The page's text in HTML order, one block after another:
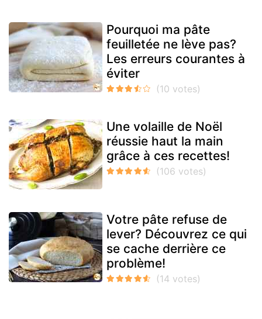
Pourquoi ma pâte
feuilletée ne lève pas?
Les erreurs courantes à
éviter
Une volaille de Noël
réussie haut la main
grâce à ces recettes!
Votre pâte refuse de
lever? Découvrez ce qui
se cache derrière ce
problème!